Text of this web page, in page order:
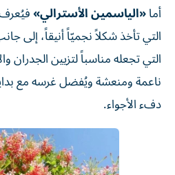
أما«الياسمين الأسترالي»فيُعرف
التي تأخذ شكلاً نجميّاً أنيقاً، إلى
التي تجعله مناسباً لتزيين الجدران
ناعمة ومنعشة ويُفضل غرسه مع
دفء الأجواء.